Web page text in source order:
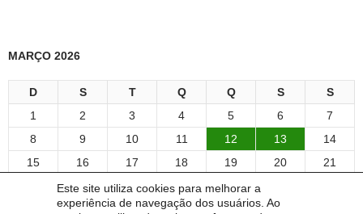
Este site utiliza cookies para melhorar a
experiência de navegação dos usuários. Ao
MARÇO 2026
D S T Q Q S
S
1
2 3 4 5 6
7
8
9 10 11 12 13
14
15
16 17 18 19 20
21
23 24 25 26
30 31